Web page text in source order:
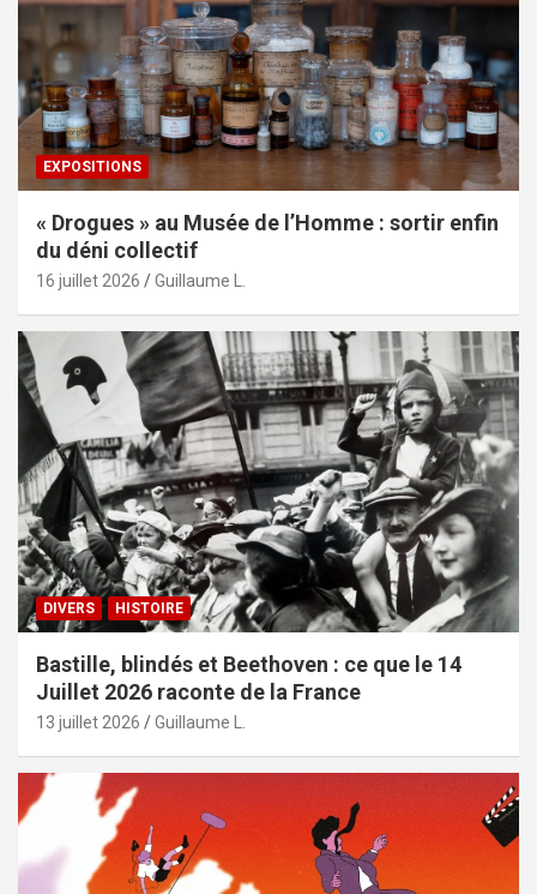
EXPOSITIONS
« Drogues » au Musée de l’Homme : sortir enfin
du déni collectif
16 juillet 2026 Guillaume L.
DIVERS HISTOIRE
Bastille, blindés et Beethoven : ce que le 14
Juillet 2026 raconte de la France
13 juillet 2026 Guillaume L.